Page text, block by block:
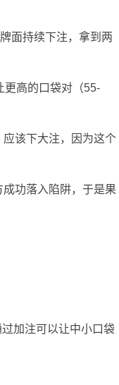
面持续下注，拿到两
更高的口袋对（55-
该下大注，因为这个
功落入陷阱，于是果
加注可以让中小口袋